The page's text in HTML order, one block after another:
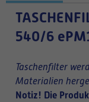
540/6
Taschenfilter
Materialien
Notiz! Die